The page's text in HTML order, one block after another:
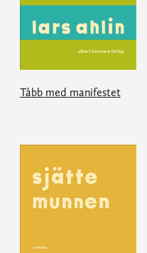
Tåbb med manifestet